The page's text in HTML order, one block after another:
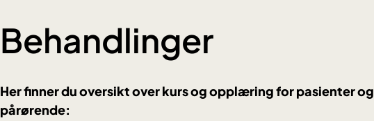
Behandlinger
Her finner du oversikt over kurs og opplæring for pasienter og
pårørende: